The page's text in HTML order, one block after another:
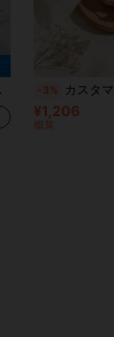
-3% カスタマイズ可能な誕生日フラワーミニジュエリーボックス&コイン
¥1,206
概算